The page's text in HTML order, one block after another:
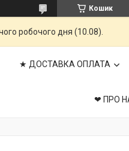
Кошик
робочого дня (10.08).
★ ДОСТАВКА ОПЛАТА
❤ ПРО